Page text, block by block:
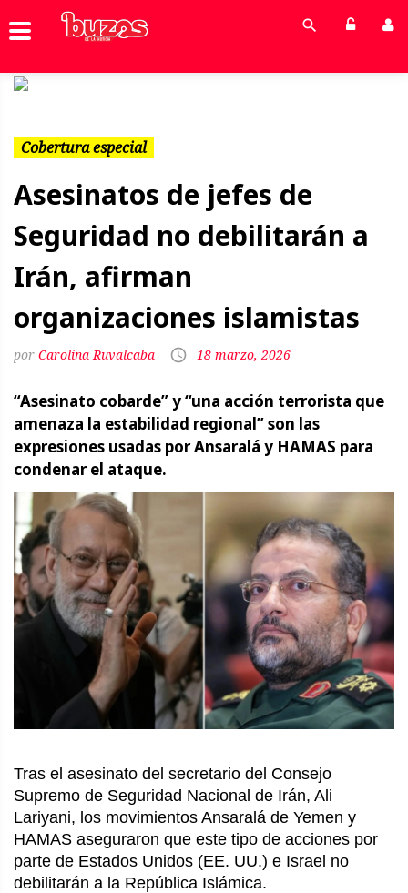
Cobertura especial
Asesinatos de jefes de
Seguridad no debilitarán a
Irán, afirman
organizaciones islamistas
Carolina Ruvalcaba 18 marzo, 2026
“Asesinato cobarde” y “una acción terrorista que
amenaza la estabilidad regional” son las
expresiones usadas por Ansaralá y HAMAS para
condenar el ataque.
Tras el asesinato del secretario del Consejo
Supremo de Seguridad Nacional de Irán, Ali
Lariyani, los movimientos Ansaralá de Yemen y
HAMAS aseguraron que este tipo de acciones por
parte de Estados Unidos (EE. UU.) e Israel no
debilitarán a la República Islámica.